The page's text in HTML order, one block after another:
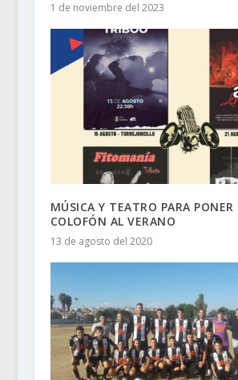
1 de noviembre del 2023
MÚSICA Y TEATRO PARA PONER
COLOFÓN AL VERANO
13 de agosto del 2020